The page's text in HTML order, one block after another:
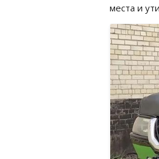
места и